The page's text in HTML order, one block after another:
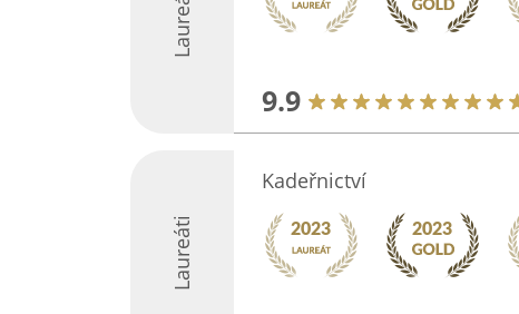
Laureáti
9.9
Laureáti
Kadeřnictví